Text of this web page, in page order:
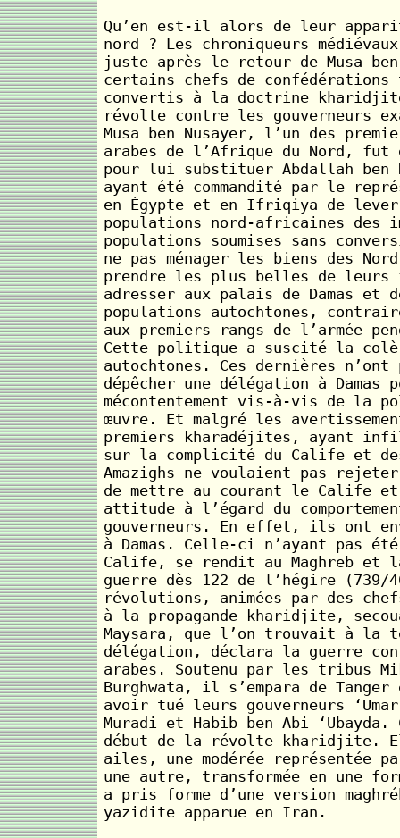
Qu’en est-il alors de leur
nord ? Les chroniqueurs
juste après le retour de Musa ben
certains chefs de confédérations
convertis à la doctrine
révolte contre les gouverneurs
Musa ben Nusayer, l’un des
arabes de l’Afrique du Nord,
pour lui substituer Abdallah ben
ayant été commandité par le
en Égypte et en Ifriqiya de
populations nord-africaines des
populations soumises sans
ne pas ménager les biens des
prendre les plus belles de
adresser aux palais de Damas et
populations autochtones,
aux premiers rangs de l’armée
Cette politique a suscité la
autochtones. Ces dernières n’ont
dépêcher une délégation à Damas
mécontentement vis-à-vis de la
œuvre. Et malgré les
premiers kharadéjites, ayant
sur la complicité du Calife et
Amazighs ne voulaient pas
de mettre au courant le Calife
attitude à l’égard du
gouverneurs. En effet, ils ont
à Damas. Celle-ci n’ayant pas
Calife, se rendit au Maghreb et
guerre dès 122 de l’hégire (739/
révolutions, animées par des
à la propagande kharidjite,
Maysara, que l’on trouvait à la
délégation, déclara la guerre
arabes. Soutenu par les tribus
Burghwata, il s’empara de Tanger
avoir tué leurs gouverneurs
Muradi et Habib ben Abi
début de la révolte kharidjite.
ailes, une modérée représentée
une autre, transformée en une
a pris forme d’une version
yazidite apparue en Iran.